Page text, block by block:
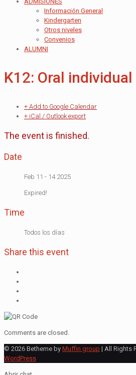
Información General
Kindergarten
Otros niveles
Convenios
ALUMNI
K12: Oral
+ Add to Google Calendar
+ iCal / Outlook export
The event is finished.
Date
Feb 11 - 14 2025
Expired!
Time
Todos los días
Share this event
Comments are closed.
© 2026 Betheme by Muffin group | All Rights
WordPress